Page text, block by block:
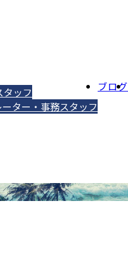
ッフ
ーター・事務スタッフ
ブログ